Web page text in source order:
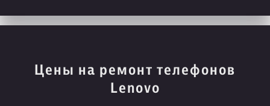
Цены на ремонт телефонов
Lenovo